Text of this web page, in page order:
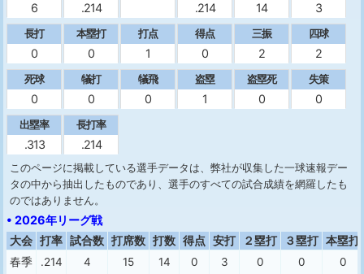
6 .214 .214 14 3
長打
0
本塁打
0
打点
1
得点
0
三振
2
四球
2
死球
0
犠打
0
犠飛
0
盗塁
1
盗塁死
0
失策
0
出塁率
.313
長打率
.214
このページに掲載している選手データは、弊社が収集した一球速報デー
タの中から抽出したものであり、選手のすべての試合成績を網羅したも
のではありません。
• 2026年リーグ戦
大会 打率 試合数 打席数 打数 得点 安打 ２塁打 ３塁打 本塁打
春季
.214 4 15 14 0 3 0 0 0